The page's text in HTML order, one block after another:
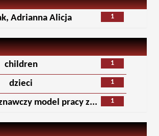
1
Adrianna Alicja
1
children
1
dzieci
1
model pracy z...